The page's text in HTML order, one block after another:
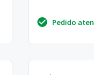
Pedido